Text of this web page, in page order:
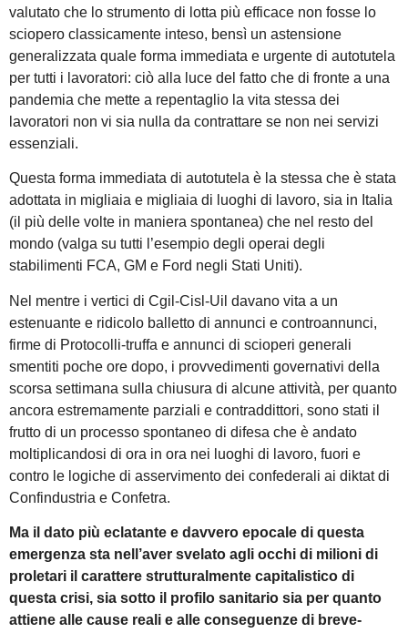
valutato che lo strumento di lotta più efficace non fosse lo
sciopero classicamente inteso, bensì un astensione
generalizzata quale forma immediata e urgente di autotutela
per tutti i lavoratori: ciò alla luce del fatto che di fronte a una
pandemia che mette a repentaglio la vita stessa dei
lavoratori non vi sia nulla da contrattare se non nei servizi
essenziali.
Questa forma immediata di autotutela è la stessa che è stata
adottata in migliaia e migliaia di luoghi di lavoro, sia in Italia
(il più delle volte in maniera spontanea) che nel resto del
mondo (valga su tutti l’esempio degli operai degli
stabilimenti FCA, GM e Ford negli Stati Uniti).
Nel mentre i vertici di Cgil-Cisl-Uil davano vita a un
estenuante e ridicolo balletto di annunci e controannunci,
firme di Protocolli-truffa e annunci di scioperi generali
smentiti poche ore dopo, i provvedimenti governativi della
scorsa settimana sulla chiusura di alcune attività, per quanto
ancora estremamente parziali e contraddittori, sono stati il
frutto di un processo spontaneo di difesa che è andato
moltiplicandosi di ora in ora nei luoghi di lavoro, fuori e
contro le logiche di asservimento dei confederali ai diktat di
Confindustria e Confetra.
Ma il dato più eclatante e davvero epocale di questa
emergenza sta nell’aver svelato agli occhi di milioni di
proletari il carattere strutturalmente capitalistico di
questa crisi, sia sotto il profilo sanitario sia per quanto
attiene alle cause reali e alle conseguenze di breve-